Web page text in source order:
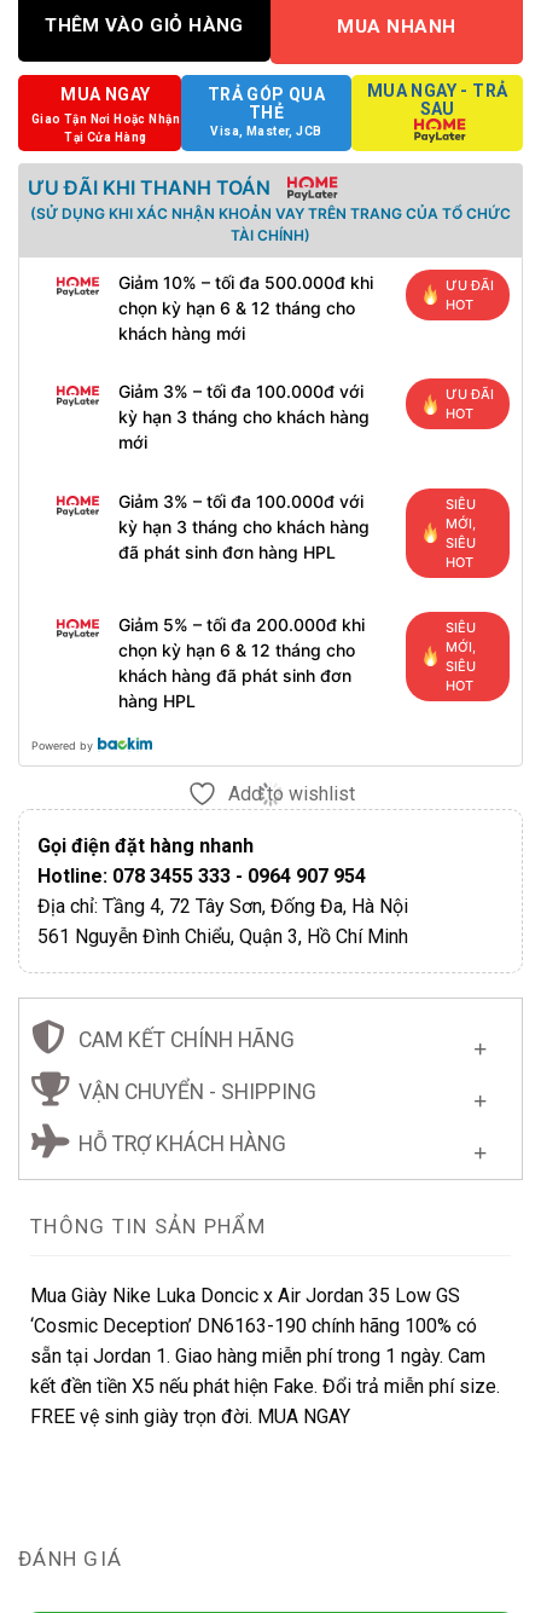
THÊM VÀO GIỎ HÀNG MUA NHANH
MUA NGAY
Giao Tận Nơi Hoặc Nhận
Tại Cửa Hàng
TRẢ GÓP QUA
THẺ
Visa, Master, JCB
MUA NGAY - TRẢ
SAU
ƯU ĐÃI KHI THANH TOÁN
(SỬ DỤNG KHI XÁC NHẬN KHOẢN VAY TRÊN TRANG CỦA TỔ CHỨC
TÀI CHÍNH)
Giảm 10% – tối đa 500.000đ khi
chọn kỳ hạn 6 & 12 tháng cho
khách hàng mới
ƯU ĐÃI
HOT
Giảm 3% – tối đa 100.000đ với
kỳ hạn 3 tháng cho khách hàng
mới
ƯU ĐÃI
HOT
Giảm 3% – tối đa 100.000đ với
kỳ hạn 3 tháng cho khách hàng
đã phát sinh đơn hàng HPL
SIÊU
MỚI,
SIÊU
HOT
Giảm 5% – tối đa 200.000đ khi
chọn kỳ hạn 6 & 12 tháng cho
khách hàng đã phát sinh đơn
hàng HPL
SIÊU
MỚI,
SIÊU
HOT
Powered by
Add to wishlist
Gọi điện đặt hàng nhanh
Hotline: 078 3455 333 - 0964 907 954
Địa chỉ: Tầng 4, 72 Tây Sơn, Đống Đa, Hà Nội
561 Nguyễn Đình Chiểu, Quận 3, Hồ Chí Minh
CAM KẾT CHÍNH HÃNG
VẬN CHUYỂN - SHIPPING
HỖ TRỢ KHÁCH HÀNG
THÔNG TIN SẢN PHẨM
Mua Giày Nike Luka Doncic x Air Jordan 35 Low GS
‘Cosmic Deception’ DN6163-190 chính hãng 100% có
sẵn tại Jordan 1. Giao hàng miễn phí trong 1 ngày. Cam
kết đền tiền X5 nếu phát hiện Fake. Đổi trả miễn phí size.
FREE vệ sinh giày trọn đời. MUA NGAY
ĐÁNH GIÁ